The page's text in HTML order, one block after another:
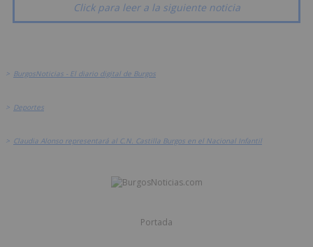
Click para leer a la siguiente noticia
> BurgosNoticias - El diario digital de Burgos
> Deportes
> Claudia Alonso representará al C.N. Castilla Burgos en el Nacional Infantil
Portada